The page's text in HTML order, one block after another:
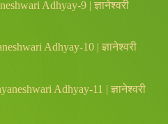
Adhyay-9 | ज्ञानेश्वरी
Adhyay-10 | ज्ञानेश्वरी
Adhyay-11 | ज्ञानेश्वरी